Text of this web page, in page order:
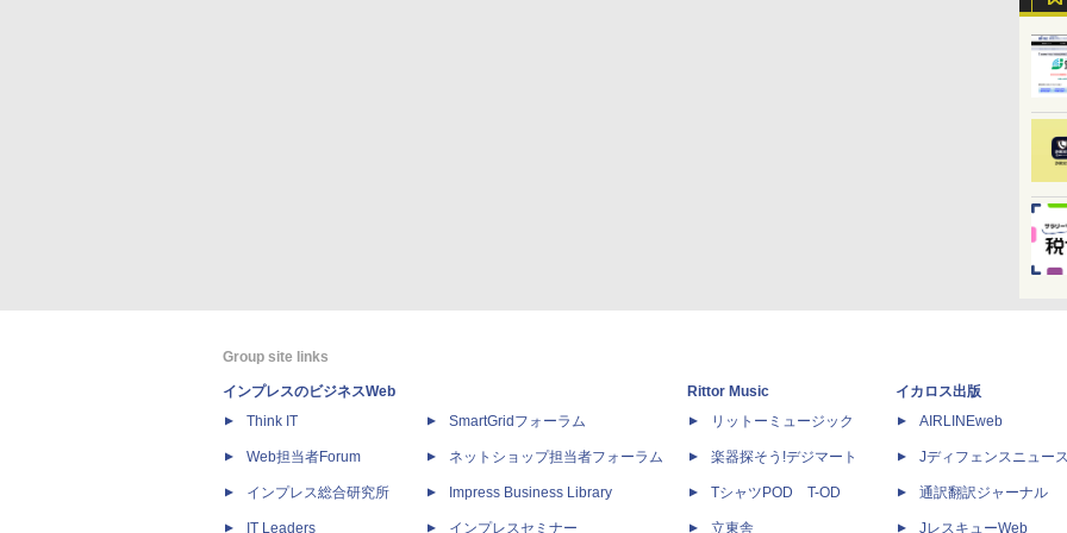
Group site links
インプレスのビジネスWeb
Think IT
Web担当者Forum
インプレス総合研究所
IT Leaders
SmartGridフォーラム
ネットショップ担当者フォーラム
Impress Business Library
インプレスセミナー
Rittor Music
リットーミュージック
楽器探そう!デジマート
TシャツPOD T-OD
立東舎
イカロス出版
AIRLINEweb
Jディフェンスニュー
通訳翻訳ジャーナル
JレスキューWeb